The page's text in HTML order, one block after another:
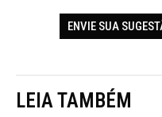
ENVIE SUA
LEIA TAMBÉM